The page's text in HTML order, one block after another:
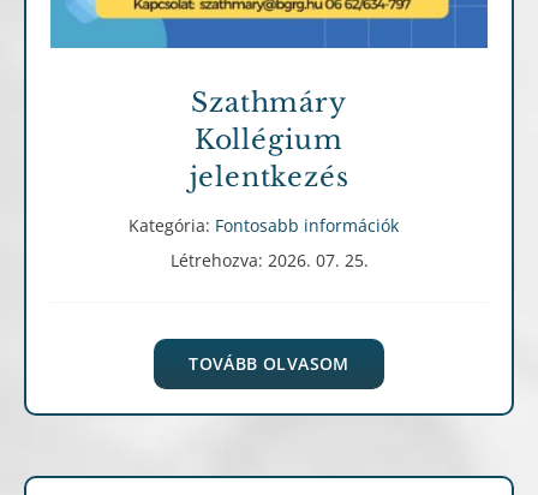
Szathmáry
Kollégium
jelentkezés
Kategória: Fontosabb információk
Létrehozva: 2026. 07. 25.
TOVÁBB OLVASOM